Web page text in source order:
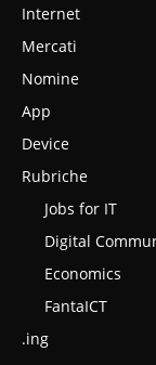
Internet
Mercati
Nomine
App
Device
Rubriche
Jobs for IT
Digital
Economics
FantaICT
.ing